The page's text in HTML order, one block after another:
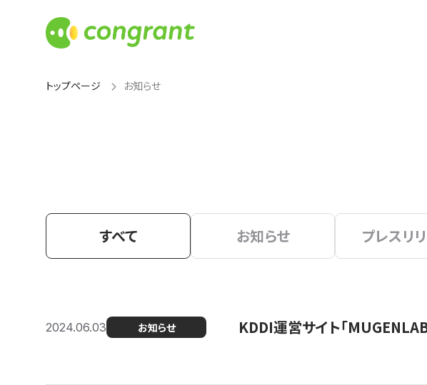
トップページ お知らせ
すべて お知らせ プレスリ
2024.06.03 お知らせ KDDI運営サイト「